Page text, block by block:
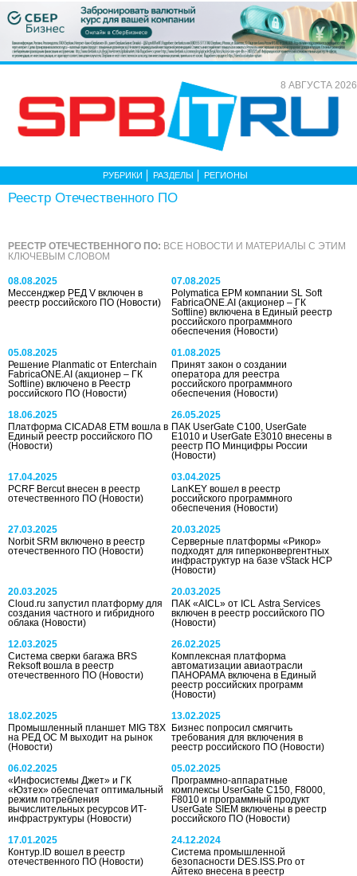
8 АВГУСТА 2026
РУБРИКИ РАЗДЕЛЫ РЕГИОНЫ
Реестр Отечественного ПО
РЕЕСТР ОТЕЧЕСТВЕННОГО ПО: ВСЕ НОВОСТИ И МАТЕРИАЛЫ С ЭТИМ
КЛЮЧЕВЫМ СЛОВОМ
08.08.2025
Мессенджер РЕД V включен в
реестр российского ПО (Новости)
07.08.2025
Polymatica EPM компании SL Soft
FabricaONE.AI (акционер – ГК
Softline) включена в Единый реестр
российского программного
обеспечения(Новости)
05.08.2025
Решение Planmatic от Enterchain
FabricaONE.AI (акционер – ГК
Softline) включено в Реестр
российского ПО (Новости)
01.08.2025
Принят закон о создании
оператора для реестра
российского программного
обеспечения(Новости)
18.06.2025
Платформа CICADA8 ETM вошла в
Единый реестр российского ПО
(Новости)
26.05.2025
ПАК UserGate C100, UserGate
E1010 и UserGate E3010 внесены в
реестр ПО Минцифры России
(Новости)
17.04.2025
PCRF Bercut внесен в реестр
отечественного ПО (Новости)
03.04.2025
LanKEY вошел в реестр
российского программного
обеспечения(Новости)
27.03.2025
Norbit SRM включено в реестр
отечественного ПО (Новости)
20.03.2025
Серверные платформы «Рикор»
подходят для гиперконвергентных
инфраструктур на базе vStack HCP
(Новости)
20.03.2025
Cloud.ru запустил платформу для
создания частного и гибридного
облака (Новости)
20.03.2025
ПАК «AICL» от ICL Astra Services
включен в реестр российского ПО
(Новости)
12.03.2025
Система сверки багажа BRS
Reksoft вошла в реестр
отечественного ПО (Новости)
26.02.2025
Комплексная платформа
автоматизации авиаотрасли
ПАНОРАМА включена в Единый
реестр российских программ
(Новости)
18.02.2025
Промышленный планшет MIG T8X
на РЕД ОС М выходит на рынок
(Новости)
13.02.2025
Бизнес попросил смягчить
требования для включения в
реестр российского ПО(Новости)
06.02.2025
«Инфосистемы Джет» и ГК
«Юзтех» обеспечат оптимальный
режим потребления
вычислительных ресурсов ИТ-
инфраструктуры (Новости)
05.02.2025
Программно-аппаратные
комплексы UserGate C150, F8000,
F8010 и программный продукт
UserGate SIEM включены в реестр
российского ПО(Новости)
17.01.2025
Контур.ID вошел в реестр
отечественного ПО (Новости)
24.12.2024
Система промышленной
безопасности DES.ISS.Pro от
Айтеко внесена в реестр